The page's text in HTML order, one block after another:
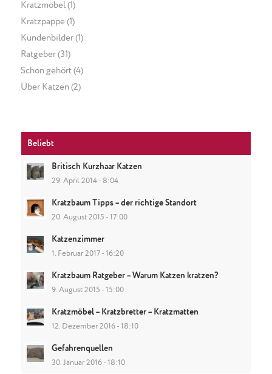
Kratzmöbel(1)
Kratzpappe (1)
Kundenbilder(1)
Ratgeber(31)
Schon gehört(4)
Über Katzen(2)
Beliebt
Britisch Kurzhaar Katzen
29. April 2014 - 8:04
Kratzbaum Tipps – der richtige Standort
20. August 2015 - 17:00
Katzenzimmer
1. Februar 2017 - 16:20
Kratzbaum Ratgeber – Warum Katzen kratzen?
9. August 2015 - 15:00
Kratzmöbel – Kratzbretter – Kratzmatten
12. Dezember 2016 - 18:10
Gefahrenquellen
30. Januar 2016 - 18:10